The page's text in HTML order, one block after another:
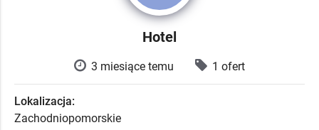
Hotel
3 miesiące temu 1 ofert
Lokalizacja:
Zachodniopomorskie